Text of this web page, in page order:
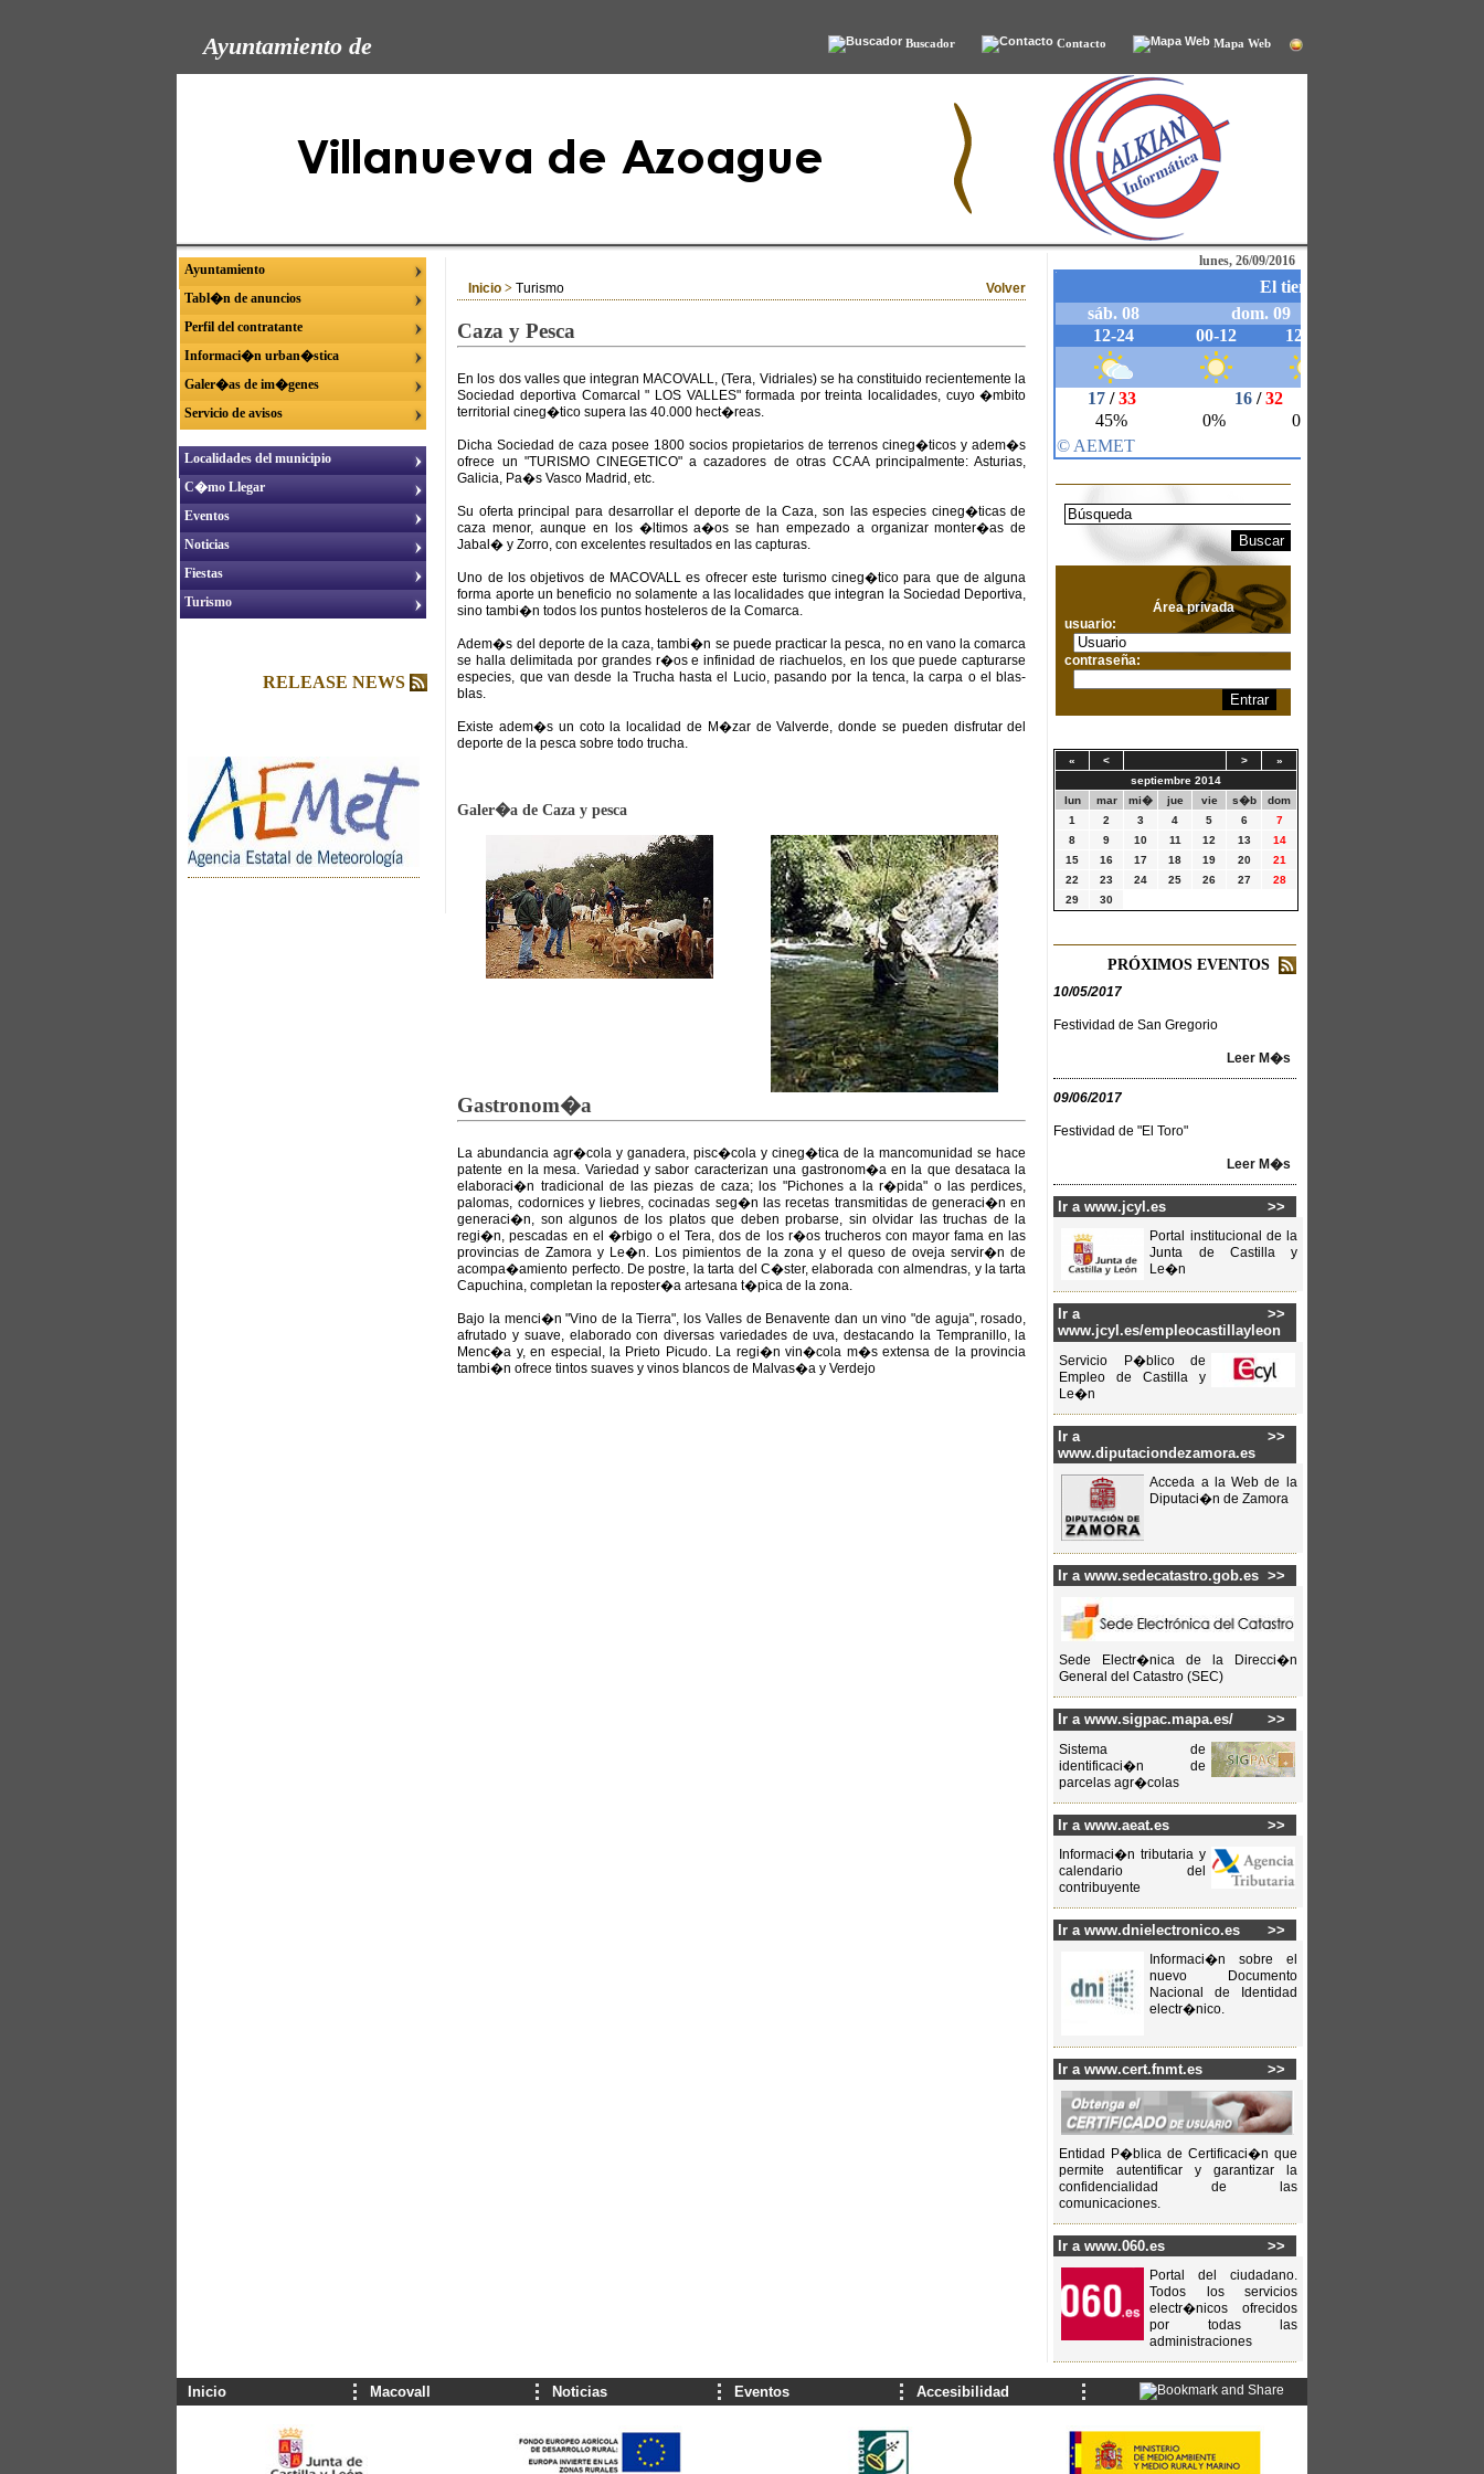
Mapa Web
Contacto
Buscador
Ayuntamiento de
lunes, 26/09/2016
Área privada
usuario:
contraseña:
« < >
»
septiembre 2014
lun
mar mi� jue vie s�b
dom
1
2 3 4 5 6
7
8
9 10 11 12 13
14
15
16 17 18 19 20
21
22
23 24 25 26 27
28
29
30
PRÓXIMOS EVENTOS
10/05/2017
Festividad de San Gregorio
Leer M�s
09/06/2017
Festividad de "El Toro"
Leer M�s
Ir a www.jcyl.es >>
Portal institucional de la
Junta de Castilla y
Le�n
Ir a
www.jcyl.es/empleocastillayleon
>>
Servicio P�blico de
Empleo de Castilla y
Le�n
Ir a
www.diputaciondezamora.es
>>
Acceda a la Web de la
Diputaci�n de Zamora
Ir a www.sedecatastro.gob.es >>
Sede Electr�nica de la Direcci�n
General del Catastro (SEC)
Ir a www.sigpac.mapa.es/ >>
Sistema de
identificaci�n de
parcelas agr�colas
Ir a www.aeat.es >>
Informaci�n tributaria y
calendario del
contribuyente
Ir a www.dnielectronico.es >>
Informaci�n sobre el
nuevo Documento
Nacional de Identidad
electr�nico.
Ir a www.cert.fnmt.es >>
Entidad P�blica de Certificaci�n que
permite autentificar y garantizar la
confidencialidad de las
comunicaciones.
Ir a www.060.es >>
Portal del ciudadano.
Todos los servicios
electr�nicos ofrecidos
por todas las
administraciones
Ayuntamiento
Tabl�n de anuncios
Perfil del contratante
Informaci�n urban�stica
Galer�as de im�genes
Servicio de avisos
Localidades del municipio
C�mo Llegar
Eventos
Noticias
Fiestas
Turismo
RELEASE NEWS
Inicio >Turismo Volver
Caza y Pesca
En los dos valles que integran MACOVALL, (Tera, Vidriales) se ha constituido recientemente la
Sociedad deportiva Comarcal " LOS VALLES" formada por treinta localidades, cuyo �mbito
territorial cineg�tico supera las 40.000 hect�reas.
Dicha Sociedad de caza posee 1800 socios propietarios de terrenos cineg�ticos y adem�s
ofrece un "TURISMO CINEGETICO" a cazadores de otras CCAA principalmente: Asturias,
Galicia, Pa�s Vasco Madrid, etc.
Su oferta principal para desarrollar el deporte de la Caza, son las especies cineg�ticas de
caza menor, aunque en los �ltimos a�os se han empezado a organizar monter�as de
Jabal� y Zorro, con excelentes resultados en las capturas.
Uno de los objetivos de MACOVALL es ofrecer este turismo cineg�tico para que de alguna
forma aporte un beneficio no solamente a las localidades que integran la Sociedad Deportiva,
sino tambi�n todos los puntos hosteleros de la Comarca.
Adem�s del deporte de la caza, tambi�n se puede practicar la pesca, no en vano la comarca
se halla delimitada por grandes r�os e infinidad de riachuelos, en los que puede capturarse
especies, que van desde la Trucha hasta el Lucio, pasando por la tenca, la carpa o el blas-
blas.
Existe adem�s un coto la localidad de M�zar de Valverde, donde se pueden disfrutar del
deporte de la pesca sobre todo trucha.
Galer�a de Caza y pesca
Gastronom�a
La abundancia agr�cola y ganadera, pisc�cola y cineg�tica de la mancomunidad se hace
patente en la mesa. Variedad y sabor caracterizan una gastronom�a en la que desataca la
elaboraci�n tradicional de las piezas de caza; los "Pichones a la r�pida" o las perdices,
palomas, codornices y liebres, cocinadas seg�n las recetas transmitidas de generaci�n en
generaci�n, son algunos de los platos que deben probarse, sin olvidar las truchas de la
regi�n, pescadas en el �rbigo o el Tera, dos de los r�os trucheros con mayor fama en las
provincias de Zamora y Le�n. Los pimientos de la zona y el queso de oveja servir�n de
acompa�amiento perfecto. De postre, la tarta del C�ster, elaborada con almendras, y la tarta
Capuchina, completan la reposter�a artesana t�pica de la zona.
Bajo la menci�n "Vino de la Tierra", los Valles de Benavente dan un vino "de aguja", rosado,
afrutado y suave, elaborado con diversas variedades de uva, destacando la Tempranillo, la
Menc�a y, en especial, la Prieto Picudo. La regi�n vin�cola m�s extensa de la provincia
tambi�n ofrece tintos suaves y vinos blancos de Malvas�a y Verdejo
Inicio Macovall Noticias Eventos Accesibilidad